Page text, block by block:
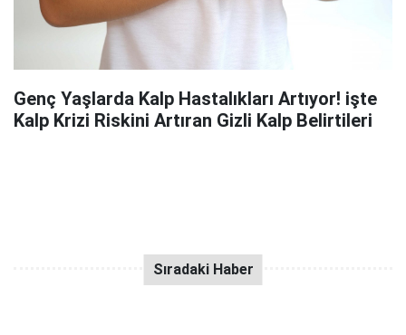
Genç Yaşlarda Kalp Hastalıkları Artıyor! işte
Kalp Krizi Riskini Artıran Gizli Kalp Belirtileri